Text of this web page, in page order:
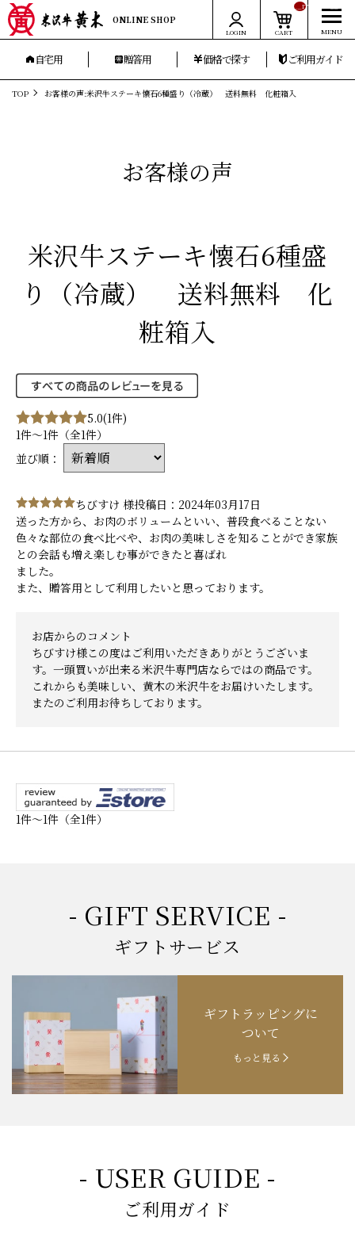
ONLINE SHOP
LOGIN CART
__ITM_CNT__
自宅用 贈答用 価格で探す ご利用ガイド
TOP お客様の声:米沢牛ステーキ懐石6種盛り（冷蔵） 送料無料 化粧箱入
お客様の声
米沢牛ステーキ懐石6種盛
り（冷蔵） 送料無料 化
粧箱入
5.0(1件)
1件～1件（全1件）
並び順：
ちびすけ 様投稿日：2024年03月17日
送った方から、お肉のボリュームといい、普段食べることない
色々な部位の食べ比べや、お肉の美味しさを知ることができ家族
との会話も増え楽しむ事ができたと喜ばれ
ました。
また、贈答用として利用したいと思っております。
お店からのコメント
ちびすけ様この度はご利用いただきありがとうございま
す。一頭買いが出来る米沢牛専門店ならではの商品です。
これからも美味しい、黄木の米沢牛をお届けいたします。
またのご利用お待ちしております。
1件～1件（全1件）
- GIFT SERVICE -
ギフトサービス
ギフトラッピングに
ついて
もっと見る
- USER GUIDE -
ご利用ガイド